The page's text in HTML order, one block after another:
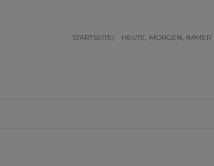
STARTSEITE HEUTE, MORGEN, IMMER